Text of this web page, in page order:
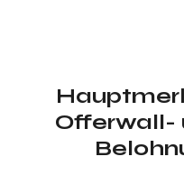
Offerwall-